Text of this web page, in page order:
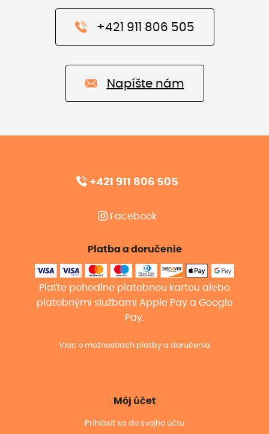
+421 911 806 505
Napíšte nám
+421 911 806 505
Facebook
Platba a doručenie
Plaťte pohodlne platobnou kartou alebo
platobnými službami Apple Pay a Google
Pay.
Viac o možnostiach platby a doručenia
Môj účet
Prihlásiť sa do svojho účtu